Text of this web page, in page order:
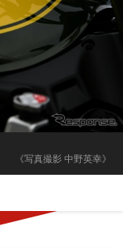
《写真撮影 中野英幸》